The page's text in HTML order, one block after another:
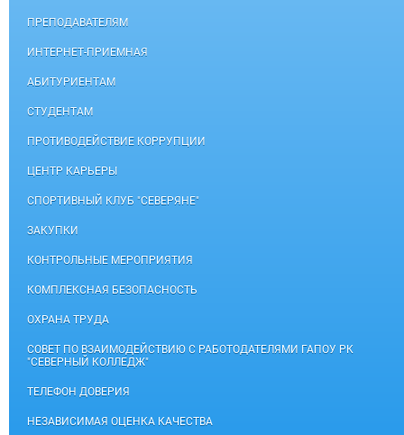
ПРЕПОДАВАТЕЛЯМ
ИНТЕРНЕТ-ПРИЕМНАЯ
АБИТУРИЕНТАМ
СТУДЕНТАМ
ПРОТИВОДЕЙСТВИЕ КОРРУПЦИИ
ЦЕНТР КАРЬЕРЫ
СПОРТИВНЫЙ КЛУБ "СЕВЕРЯНЕ"
ЗАКУПКИ
КОНТРОЛЬНЫЕ МЕРОПРИЯТИЯ
КОМПЛЕКСНАЯ БЕЗОПАСНОСТЬ
ОХРАНА ТРУДА
СОВЕТ ПО ВЗАИМОДЕЙСТВИЮ С РАБОТОДАТЕЛЯМИ ГАПОУ РК
"СЕВЕРНЫЙ КОЛЛЕДЖ"
ТЕЛЕФОН ДОВЕРИЯ
НЕЗАВИСИМАЯ ОЦЕНКА КАЧЕСТВА